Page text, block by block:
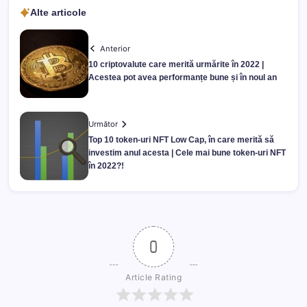
Alte articole
Anterior
10 criptovalute care merită urmărite în 2022 |
Acestea pot avea performanțe bune și în noul an
Următor
Top 10 token-uri NFT Low Cap, în care merită să
investim anul acesta | Cele mai bune token-uri NFT
în 2022?!
0
Article Rating